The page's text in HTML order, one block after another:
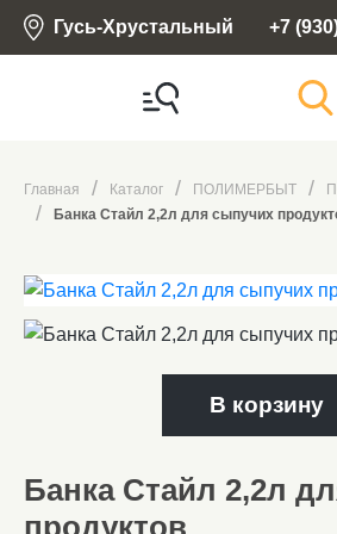
Гусь-Хрустальный +7
Главная Каталог ПОЛИМЕРБЫТ
Банка Стайл 2,2л для сыпучих
В корзину
Банка Стайл 2,2л
продуктов